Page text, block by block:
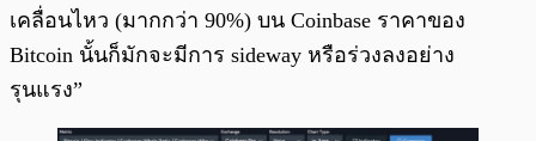
เคลื่อนไหว (มากกว่า 90%) บน Coinbase ราคาของ
Bitcoin นั้นก็มักจะมีการ sideway หรือร่วงลงอย่าง
รุนแรง”